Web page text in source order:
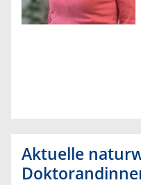
Aktuelle